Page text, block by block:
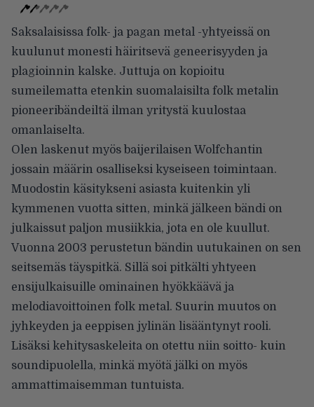
Saksalaisissa folk- ja pagan metal -yhtyeissä on
kuulunut monesti häiritsevä geneerisyyden ja
plagioinnin kalske. Juttuja on kopioitu
sumeilematta etenkin suomalaisilta folk metalin
pioneeribändeiltä ilman yritystä kuulostaa
omanlaiselta.
Olen laskenut myös baijerilaisen Wolfchantin
jossain määrin osalliseksi kyseiseen toimintaan.
Muodostin käsitykseni asiasta kuitenkin yli
kymmenen vuotta sitten, minkä jälkeen bändi on
julkaissut paljon musiikkia, jota en ole kuullut.
Vuonna 2003 perustetun bändin uutukainen on sen
seitsemäs täyspitkä. Sillä soi pitkälti yhtyeen
ensijulkaisuille ominainen hyökkäävä ja
melodiavoittoinen folk metal. Suurin muutos on
jyhkeyden ja eeppisen jylinän lisääntynyt rooli.
Lisäksi kehitysaskeleita on otettu niin soitto- kuin
soundipuolella, minkä myötä jälki on myös
ammattimaisemman tuntuista.